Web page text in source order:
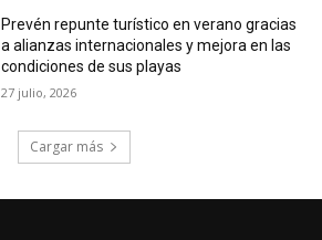
Prevén repunte turístico en verano gracias
a alianzas internacionales y mejora en las
condiciones de sus playas
27 julio, 2026
Cargar más